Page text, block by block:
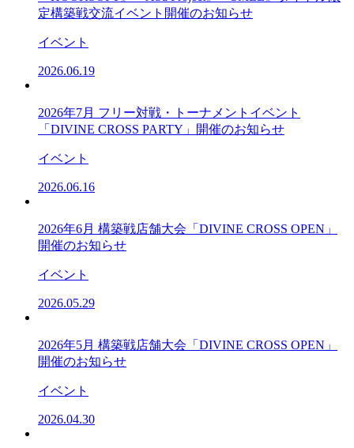
定構築戦交流イベント開催のお知らせ
イベント
2026.06.19
2026年7月 フリー対戦・トーナメントイベント
「DIVINE CROSS PARTY」開催のお知らせ
イベント
2026.06.16
2026年6月 構築戦店舗大会「DIVINE CROSS OPEN」
開催のお知らせ
イベント
2026.05.29
2026年5月 構築戦店舗大会「DIVINE CROSS OPEN」
開催のお知らせ
イベント
2026.04.30